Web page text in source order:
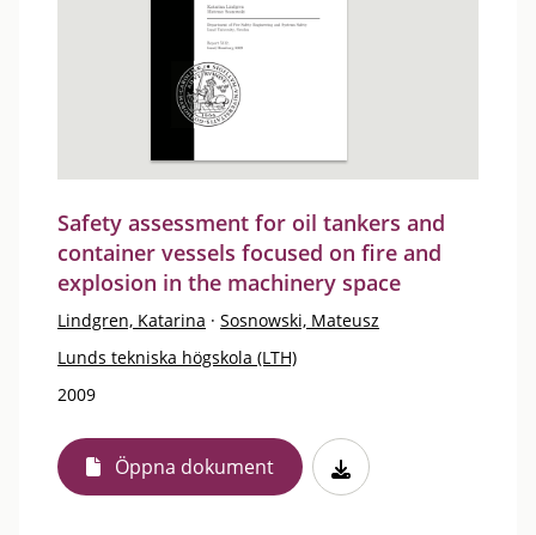
Safety assessment for oil tankers and
container vessels focused on fire and
explosion in the machinery space
Lindgren, Katarina · Sosnowski, Mateusz
Lunds tekniska högskola (LTH)
2009
Öppna dokument